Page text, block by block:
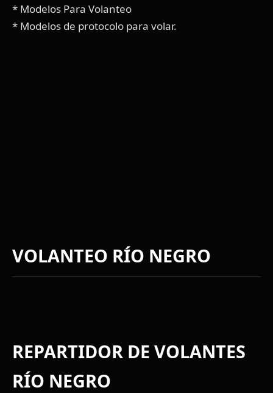
* Modelos Para Volanteo
* Modelos de protocolo para volar.
VOLANTEO RÍO NEGRO
REPARTIDOR DE VOLANTES
RÍO NEGRO